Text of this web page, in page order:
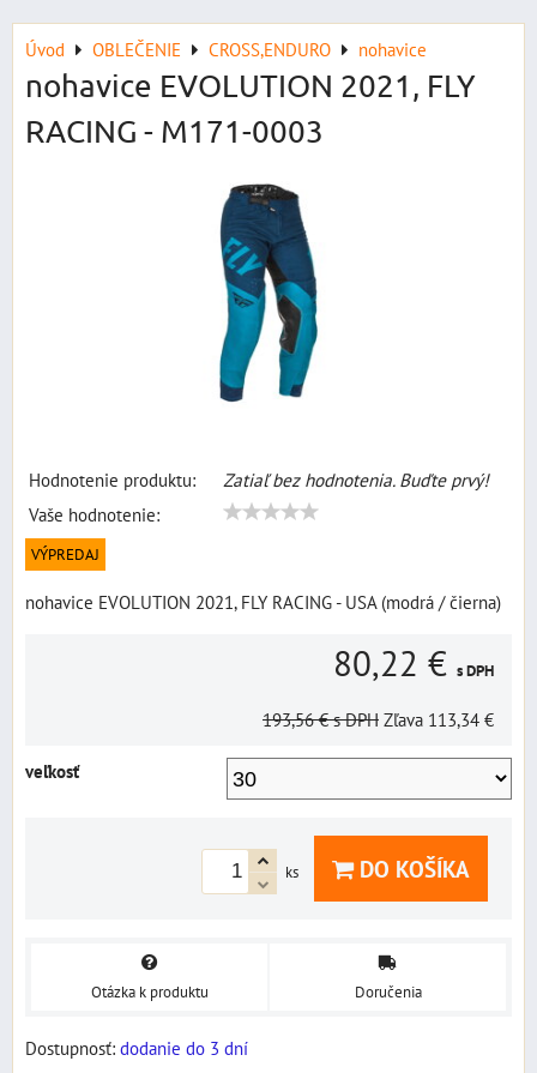
Úvod OBLEČENIE CROSS,ENDURO nohavice
nohavice EVOLUTION 2021, FLY
RACING - M171-0003
Hodnotenie produktu:
Zatiaľ bez hodnotenia. Buďte prvý!
Vaše hodnotenie:
VÝPREDAJ
nohavice EVOLUTION 2021, FLY RACING - USA (modrá / čierna)
80,22 € s DPH
193,56 € s DPH Zľava 113,34 €
veľkosť
ks DO KOŠÍKA
Otázka k produktu Doručenia
Dostupnosť: dodanie do 3 dní